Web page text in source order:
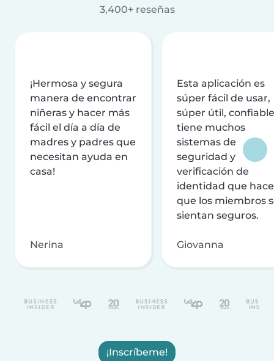
3,400+ reseñas
¡Hermosa y segura
manera de encontrar
niñeras y hacer más
fácil el día a día de
madres y padres que
necesitan ayuda en
casa!
Nerina
Esta aplicación es
súper fácil de usar,
súper útil,
tiene muchos
sistemas de
seguridad y
verificación de
identidad que
que los miembros
sientan seguros.
Giovanna
¡Inscríbeme!